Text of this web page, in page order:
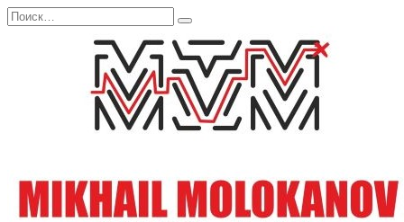
Перейти
к
Search
for: